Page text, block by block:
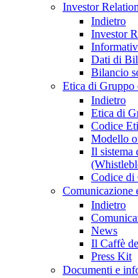
Investor
Indietro
Investor
Dati di
Bilancio
Etica di
Indietro
Etica di
Codice
Modello
Il sistema
Codice di
Comunicazione
Indietro
News
Il Caffè
Press Kit
Documenti e